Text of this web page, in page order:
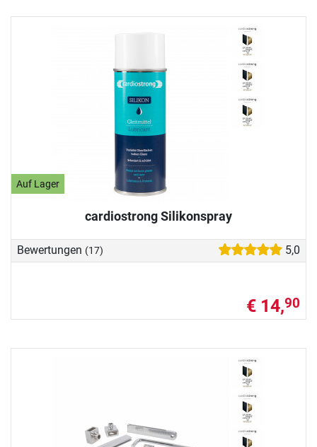
Auf Lager
cardiostrong Silikonspray
Bewertungen (17) 5,0
€ 14,90